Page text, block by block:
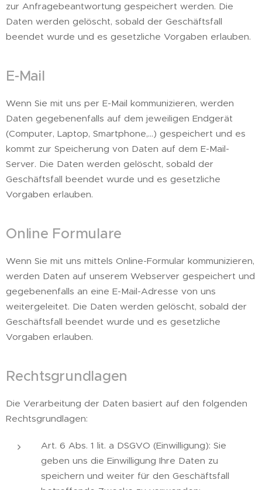
zur Anfragebeantwortung gespeichert werden. Die
Daten werden gelöscht, sobald der Geschäftsfall
beendet wurde und es gesetzliche Vorgaben erlauben.
E-Mail
Wenn Sie mit uns per E-Mail kommunizieren, werden
Daten gegebenenfalls auf dem jeweiligen Endgerät
(Computer, Laptop, Smartphone,…) gespeichert und es
kommt zur Speicherung von Daten auf dem E-Mail-
Server. Die Daten werden gelöscht, sobald der
Geschäftsfall beendet wurde und es gesetzliche
Vorgaben erlauben.
Online Formulare
Wenn Sie mit uns mittels Online-Formular kommunizieren,
werden Daten auf unserem Webserver gespeichert und
gegebenenfalls an eine E-Mail-Adresse von uns
weitergeleitet. Die Daten werden gelöscht, sobald der
Geschäftsfall beendet wurde und es gesetzliche
Vorgaben erlauben.
Rechtsgrundlagen
Die Verarbeitung der Daten basiert auf den folgenden
Rechtsgrundlagen:
Art. 6 Abs. 1 lit. a DSGVO (Einwilligung): Sie
geben uns die Einwilligung Ihre Daten zu
speichern und weiter für den Geschäftsfall